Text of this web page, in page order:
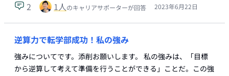
2 1人のキャリアサポーターが回答 2023年6月22日
逆算力で転学部成功！私の強み
強みについてです。添削お願いします。 私の強みは、「目標
から逆算して考えて準備を行うことができる」ことだ。この強